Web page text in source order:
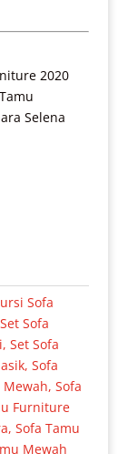
Sofa
Set Sofa
, Set Sofa
, Sofa
Mewah, Sofa
Furniture
, Sofa Tamu
Mewah